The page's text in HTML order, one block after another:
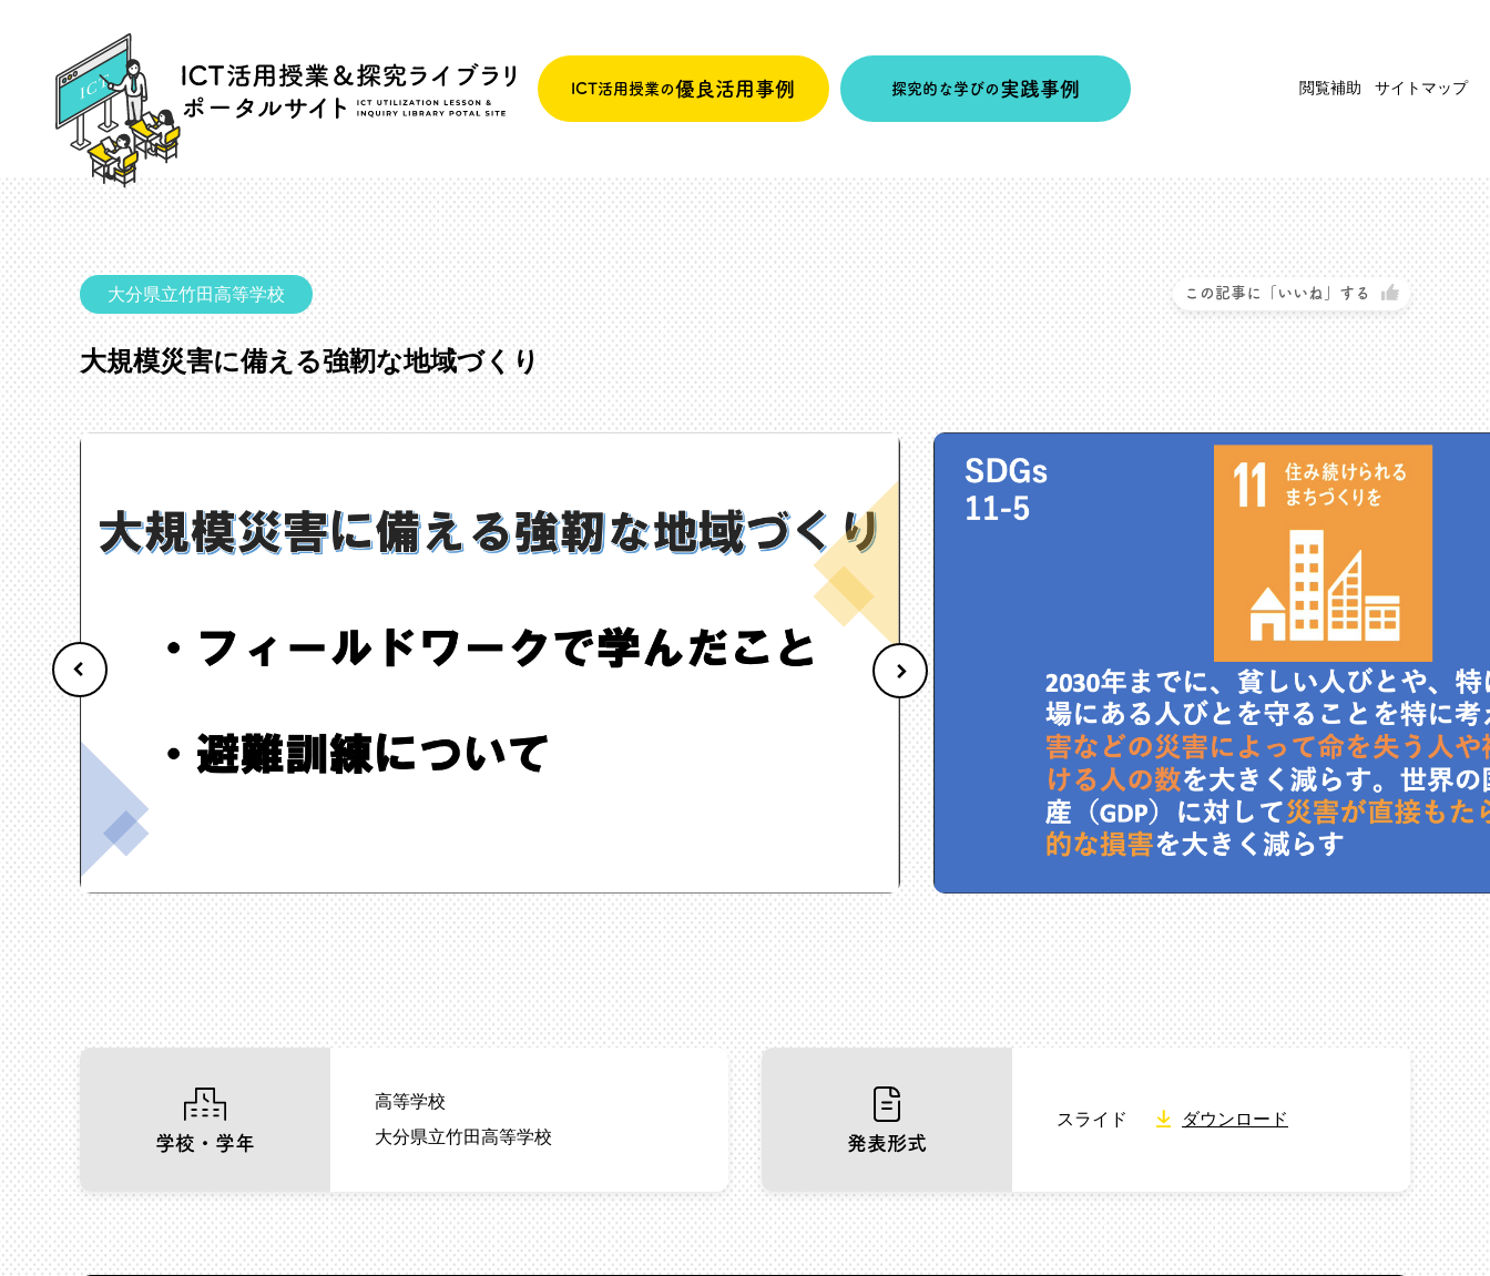
ICT活用授業の優良活用事例 探究的な学びの 実践事例 閲覧補助 サイトマップ
大分県立竹田高等学校 この記事に「いいね」する
大規模災害に備える強靭な地域づくり
学校・学年
高等学校
大分県立竹田高等学校
発表形式
スライド ダウンロード